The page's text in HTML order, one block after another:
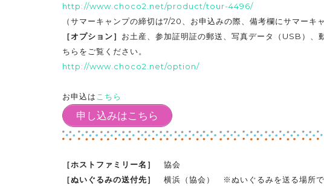
http://www.choco2.net/product/tour-4496/
（サマーキャンプの締切は7/20、お申込みの際、備考欄にサマーキ
［オプション］ お土産、参加証明証の郵送、写真データ（USB）
ちらをご覧ください。
http://www.choco2.net/option/
お申込はこちら
申し込みはこちら
［ホストファミリー名］
協会
［ぬいぐるみの送付先］
横浜（協会） ※ぬいぐるみを送る場所